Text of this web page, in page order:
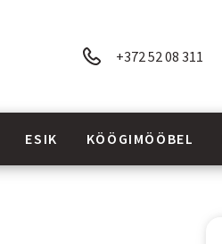
+372 52 08 311
ESIK KÖÖGIMÖÖBEL